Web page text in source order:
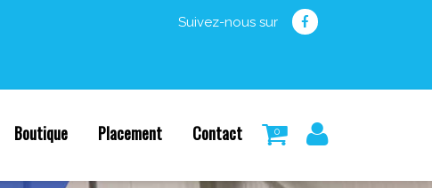
Suivez-nous sur
Boutique Placement Contact 0